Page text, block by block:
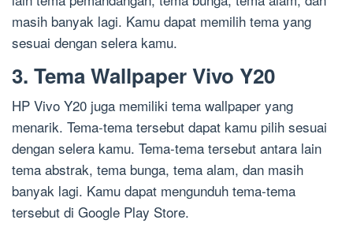
masih banyak lagi. Kamu dapat memilih tema yang
sesuai dengan selera kamu.
3. Tema Wallpaper Vivo Y20
HP Vivo Y20 juga memiliki tema wallpaper yang
menarik. Tema-tema tersebut dapat kamu pilih sesuai
dengan selera kamu. Tema-tema tersebut antara lain
tema abstrak, tema bunga, tema alam, dan masih
banyak lagi. Kamu dapat mengunduh tema-tema
tersebut di Google Play Store.